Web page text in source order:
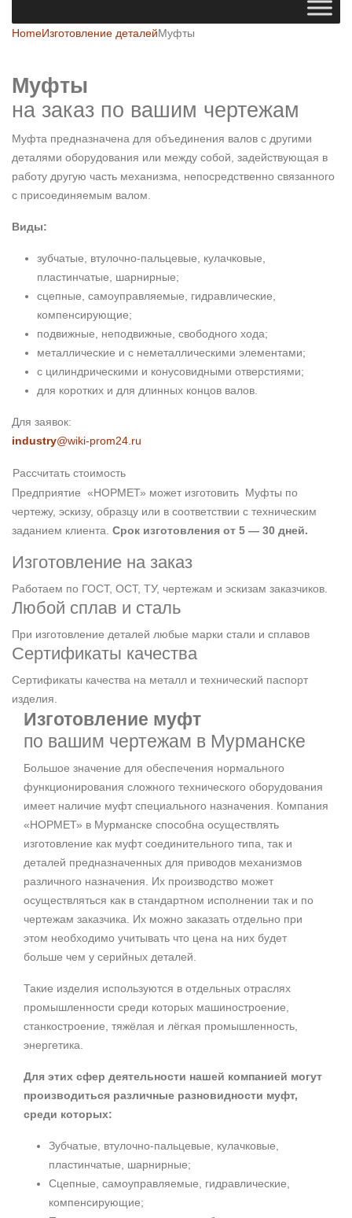
HomeИзготовление деталейМуфты
Муфты
на заказ по вашим чертежам
Муфта предназначена для объединения валов с другими
деталями оборудования или между собой, задействующая в
работу другую часть механизма, непосредственно связанного
с присоединяемым валом.
Виды:
зубчатые, втулочно-пальцевые, кулачковые,
пластинчатые, шарнирные;
сцепные, самоуправляемые, гидравлические,
компенсирующие;
подвижные, неподвижные, свободного хода;
металлические и с неметаллическими элементами;
с цилиндрическими и конусовидными отверстиями;
для коротких и для длинных концов валов.
Для заявок:
industry@wiki-prom24.ru
Рассчитать стоимость
Предприятие «НОРМЕТ» может изготовить Муфты по
чертежу, эскизу, образцу или в соответствии с техническим
заданием клиента. Срок изготовления от 5 — 30 дней.
Изготовление на заказ
Работаем по ГОСТ, ОСТ, ТУ, чертежам и эскизам заказчиков.
Любой сплав и сталь
При изготовление деталей любые марки стали и сплавов
Сертификаты качества
Сертификаты качества на металл и технический паспорт
изделия.
Изготовление муфт
по вашим чертежам в Мурманске
Большое значение для обеспечения нормального
функционирования сложного технического оборудования
имеет наличие муфт специального назначения. Компания
«НОРМЕТ» в Мурманске способна осуществлять
изготовление как муфт соединительного типа, так и
деталей предназначенных для приводов механизмов
различного назначения. Их производство может
осуществляться как в стандартном исполнении так и по
чертежам заказчика. Их можно заказать отдельно при
этом необходимо учитывать что цена на них будет
больше чем у серийных деталей.
Такие изделия используются в отдельных отраслях
промышленности среди которых машиностроение,
станкостроение, тяжёлая и лёгкая промышленность,
энергетика.
Для этих сфер деятельности нашей компанией могут
производиться различные разновидности муфт,
среди которых:
Зубчатые, втулочно-пальцевые, кулачковые,
пластинчатые, шарнирные;
Сцепные, самоуправляемые, гидравлические,
компенсирующие;